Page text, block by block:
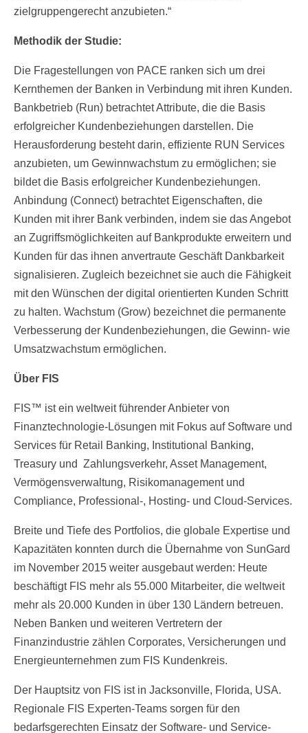
zielgruppengerecht anzubieten.“
Methodik der Studie:
Die Fragestellungen von PACE ranken sich um drei
Kernthemen der Banken in Verbindung mit ihren Kunden.
Bankbetrieb (Run) betrachtet Attribute, die die Basis
erfolgreicher Kundenbeziehungen darstellen. Die
Herausforderung besteht darin, effiziente RUN Services
anzubieten, um Gewinnwachstum zu ermöglichen; sie
bildet die Basis erfolgreicher Kundenbeziehungen.
Anbindung (Connect) betrachtet Eigenschaften, die
Kunden mit ihrer Bank verbinden, indem sie das Angebot
an Zugriffsmöglichkeiten auf Bankprodukte erweitern und
Kunden für das ihnen anvertraute Geschäft Dankbarkeit
signalisieren. Zugleich bezeichnet sie auch die Fähigkeit
mit den Wünschen der digital orientierten Kunden Schritt
zu halten. Wachstum (Grow) bezeichnet die permanente
Verbesserung der Kundenbeziehungen, die Gewinn- wie
Umsatzwachstum ermöglichen.
Über FIS
FIS™ ist ein weltweit führender Anbieter von
Finanztechnologie-Lösungen mit Fokus auf Software und
Services für Retail Banking, Institutional Banking,
Treasury und Zahlungsverkehr, Asset Management,
Vermögensverwaltung, Risikomanagement und
Compliance, Professional-, Hosting- und Cloud-Services.
Breite und Tiefe des Portfolios, die globale Expertise und
Kapazitäten konnten durch die Übernahme von SunGard
im November 2015 weiter ausgebaut werden: Heute
beschäftigt FIS mehr als 55.000 Mitarbeiter, die weltweit
mehr als 20.000 Kunden in über 130 Ländern betreuen.
Neben Banken und weiteren Vertretern der
Finanzindustrie zählen Corporates, Versicherungen und
Energieunternehmen zum FIS Kundenkreis.
Der Hauptsitz von FIS ist in Jacksonville, Florida, USA.
Regionale FIS Experten-Teams sorgen für den
bedarfsgerechten Einsatz der Software- und Service-